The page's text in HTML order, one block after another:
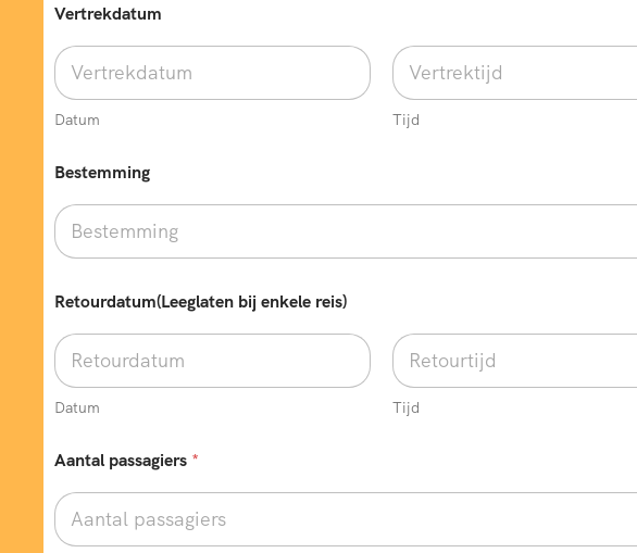
e
t
r
e
k
l
a
a
t
s
n
e
n
?
b
s
Vertrekdatum
Datum Tijd
Bestemming
Retourdatum(Leeglaten bij enkele reis)
Datum Tijd
Aantal passagiers *